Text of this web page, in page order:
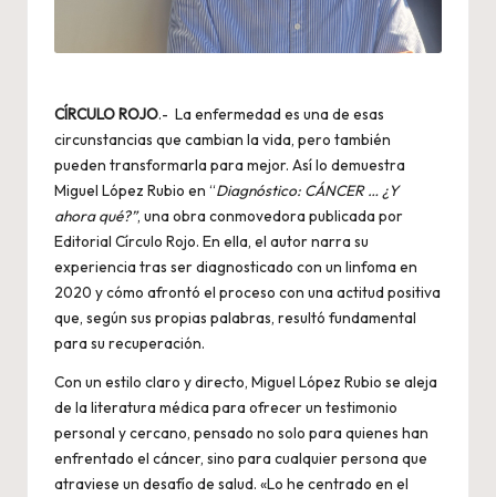
CÍRCULO ROJO.- La enfermedad es una de esas
circunstancias que cambian la vida, pero también
pueden transformarla para mejor. Así lo demuestra
Miguel López Rubio en “Diagnóstico: CÁNCER … ¿Y
ahora qué?”, una obra conmovedora publicada por
Editorial Círculo Rojo. En ella, el autor narra su
experiencia tras ser diagnosticado con un linfoma en
2020 y cómo afrontó el proceso con una actitud positiva
que, según sus propias palabras, resultó fundamental
para su recuperación.
Con un estilo claro y directo, Miguel López Rubio se aleja
de la literatura médica para ofrecer un testimonio
personal y cercano, pensado no solo para quienes han
enfrentado el cáncer, sino para cualquier persona que
atraviese un desafío de salud. «Lo he centrado en el